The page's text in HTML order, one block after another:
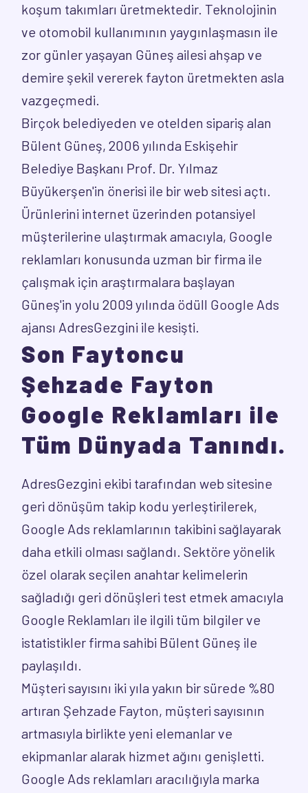
koşum takımları üretmektedir. Teknolojinin
ve otomobil kullanımının yaygınlaşmasın ile
zor günler yaşayan Güneş ailesi ahşap ve
demire şekil vererek fayton üretmekten asla
vazgeçmedi.
Birçok belediyeden ve otelden sipariş alan
Bülent Güneş, 2006 yılında Eskişehir
Belediye Başkanı Prof. Dr. Yılmaz
Büyükerşen'in önerisi ile bir web sitesi açtı.
Ürünlerini internet üzerinden potansiyel
müşterilerine ulaştırmak amacıyla, Google
reklamları konusunda uzman bir firma ile
çalışmak için araştırmalara başlayan
Güneş'in yolu 2009 yılında ödüll Google Ads
ajansı AdresGezgini ile kesişti.
Son Faytoncu
Şehzade Fayton
Google Reklamları ile
Tüm Dünyada Tanındı.
AdresGezgini ekibi tarafından web sitesine
geri dönüşüm takip kodu yerleştirilerek,
Google Ads reklamlarının takibini sağlayarak
daha etkili olması sağlandı. Sektöre yönelik
özel olarak seçilen anahtar kelimelerin
sağladığı geri dönüşleri test etmek amacıyla
Google Reklamları ile ilgili tüm bilgiler ve
istatistikler firma sahibi Bülent Güneş ile
paylaşıldı.
Müşteri sayısını iki yıla yakın bir sürede %80
artıran Şehzade Fayton, müşteri sayısının
artmasıyla birlikte yeni elemanlar ve
ekipmanlar alarak hizmet ağını genişletti.
Google Ads reklamları aracılığıyla marka